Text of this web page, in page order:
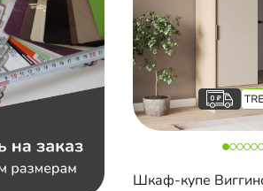
Шкаф-купе